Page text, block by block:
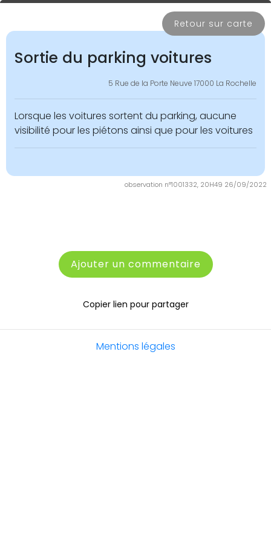
Retour sur carte
observation n°1001332, 20H49 26/09/2022
Sortie du parking voitures
5 Rue de la Porte Neuve 17000 La Rochelle
Lorsque les voitures sortent du parking, aucune
visibilité pour les piétons ainsi que pour les voitures
Ajouter un commentaire
Copier lien pour partager
Mentions légales